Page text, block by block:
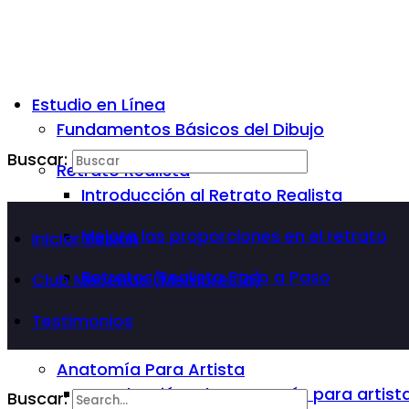
Estudio en Línea
Fundamentos Básicos del Dibujo
Retrato Realista
Introducción al Retrato Realista
Mejora las proporciones en el retrato
Retratos Realista Paso a Paso
Anatomía Para Artista
Introducción a la Anatomía para
Buscar:
Iniciar Sesión
Club Mecenas (Membresía)
Testimonios
Buscar: